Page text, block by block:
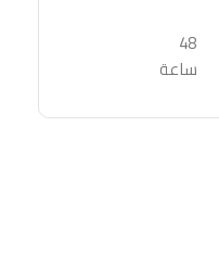
48
ساعة